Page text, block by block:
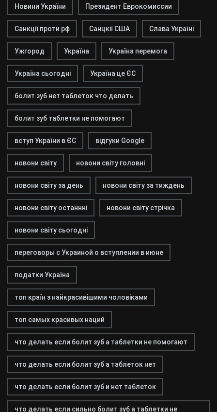
Новини України Президент Еврокомиссии
Санкції проти рф Санцкії США Слава Україні
Ужгород Україна Україна перемога
Україна сьогодні Україна це ЄС
болит зуб нет таблеток что делать
болит зуб таблетки не помогают
вступ України в ЄС відгуки Google
новони світу новони світу головні
новони світу за день новони світу за тиждень
новони світу останнні новони світу стрічка
новони світу сьогодні
переговоры с Украиной о вступлении в июне
податки Україна
топ країн з найкрасивішими чоловіками
топ самых красивых наций
что делать если болит зуб а таблетки не помогают
что делать если болит зуб а таблеток нет
что делать если болит зуб и нет таблеток
что делать если сильно болит зуб а таблетки не